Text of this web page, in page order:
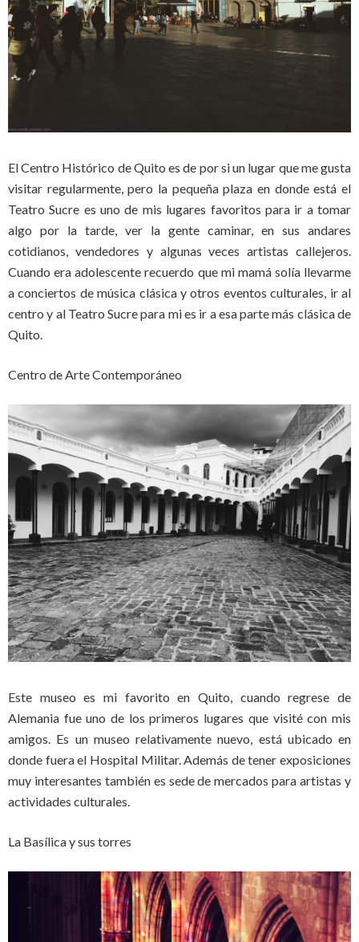
El Centro Histórico de Quito es de por si un lugar que me gusta
visitar regularmente, pero la pequeña plaza en donde está el
Teatro Sucre es uno de mis lugares favoritos para ir a tomar
algo por la tarde, ver la gente caminar, en sus andares
cotidianos, vendedores y algunas veces artistas callejeros.
Cuando era adolescente recuerdo que mi mamá solía llevarme
a conciertos de música clásica y otros eventos culturales, ir al
centro y al Teatro Sucre para mi es ir a esa parte más clásica de
Quito.
Centro de Arte Contemporáneo
Este museo es mi favorito en Quito, cuando regrese de
Alemania fue uno de los primeros lugares que visité con mis
amigos. Es un museo relativamente nuevo, está ubicado en
donde fuera el Hospital Militar. Además de tener exposiciones
muy interesantes también es sede de mercados para artistas y
actividades culturales.
La Basílica y sus torres